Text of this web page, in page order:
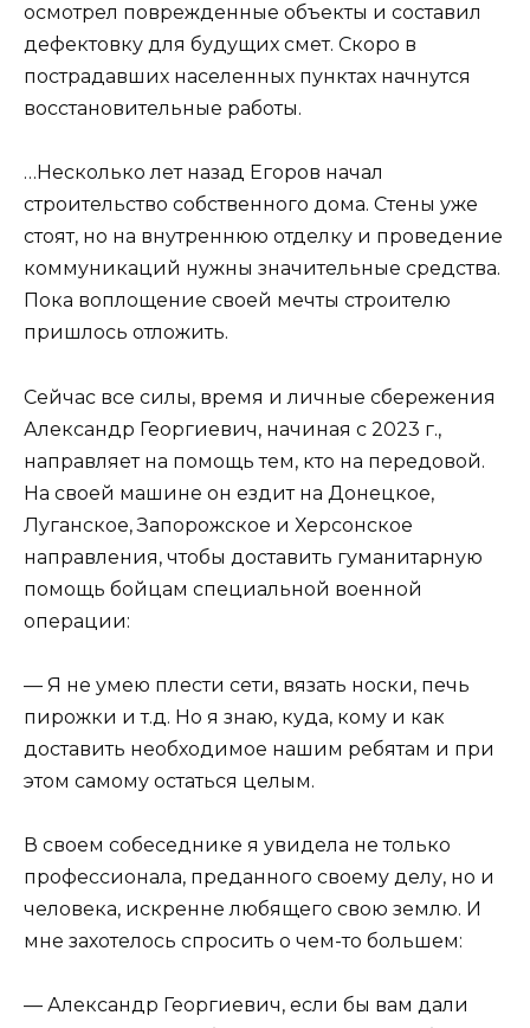
осмотрел поврежденные объекты и составил
дефектовку для будущих смет. Скоро в
пострадавших населенных пунктах начнутся
восстановительные работы.
…Несколько лет назад Егоров начал
строительство собственного дома. Стены уже
стоят, но на внутреннюю отделку и проведение
коммуникаций нужны значительные средства.
Пока воплощение своей мечты строителю
пришлось отложить.
Сейчас все силы, время и личные сбережения
Александр Георгиевич, начиная с 2023 г.,
направляет на помощь тем, кто на передовой.
На своей машине он ездит на Донецкое,
Луганское, Запорожское и Херсонское
направления, чтобы доставить гуманитарную
помощь бойцам специальной военной
операции:
— Я не умею плести сети, вязать носки, печь
пирожки и т.д. Но я знаю, куда, кому и как
доставить необходимое нашим ребятам и при
этом самому остаться целым.
В своем собеседнике я увидела не только
профессионала, преданного своему делу, но и
человека, искренне любящего свою землю. И
мне захотелось спросить о чем-то большем:
— Александр Георгиевич, если бы вам дали